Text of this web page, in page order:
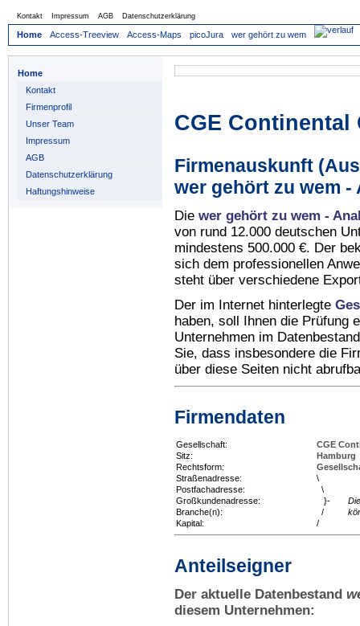
Kontakt Impressum AGB Datenschutzerklärung
Home Access-Treeview Access-Maps picoJura wer gehört zu wem
Home
Kontakt
Firmenprofil
Unser Team
Impressum
AGB
Datenschutzerklärung
Haftungshinweise
CGE Continental
Firmenauskunft
wer gehört zu wem -
Die wer gehört zu wem -
von rund 12.000 deutschen
mindestens 500.000 €. Der
sich dem professionellen
steht über verschiedene
Der im Internet hinterlegte
haben, soll Ihnen die Prüfung
Unternehmen im
Sie, dass insbesondere die
über diese Seiten nicht
Firmendaten
Gesellschaft:
CGE
Sitz:
Hamburg
Rechtsform:
Straßenadresse:
\
Postfachadresse:
\
Großkundenadresse:
}-
Branche(n):
/
Kapital:
/
Anteilseigner
Der aktuelle Datenbestand
diesem Unternehmen: